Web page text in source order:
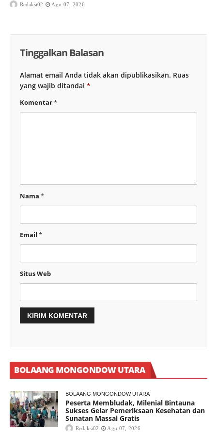
Redaksi02 Agu 07, 2026
Tinggalkan Balasan
Alamat email Anda tidak akan dipublikasikan. Ruas
yang wajib ditandai *
Komentar*
Nama *
Email *
Situs Web
BOLAANG MONGONDOW UTARA
BOLAANG MONGONDOW UTARA
Peserta Membludak, Milenial Bintauna
Sukses Gelar Pemeriksaan Kesehatan dan
Sunatan Massal Gratis
Redaksi02 Agu 07, 2026